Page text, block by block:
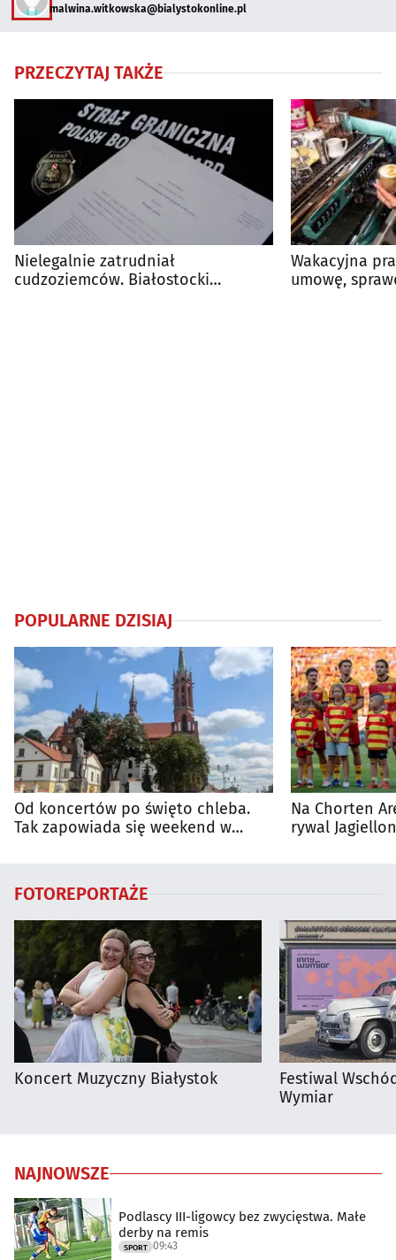
malwina.witkowska@bialystokonline.pl
PRZECZYTAJ TAKŻE
Nielegalnie zatrudniał
cudzoziemców. Białostocki
Wakacyjna
umowę,
POPULARNE DZISIAJ
Od koncertów po święto chleba.
Tak zapowiada się weekend w
Na Chorten
rywal
FOTOREPORTAŻE
Koncert Muzyczny Białystok
Festiwal
Wymiar
NAJNOWSZE
Podlascy III-ligowcy bez zwycięstwa. Małe
derby na remis
SPORT 09:43